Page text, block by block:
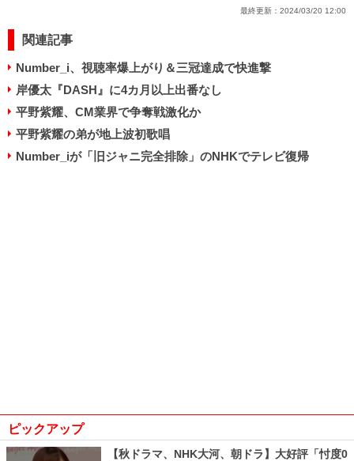
最終更新： 2024/03/20 12:00
関連記事
Number_i、視聴率爆上がり＆三冠達成で快進撃
岸優太『DASH』に4カ月以上出番なし
平野紫耀、CM業界で争奪戦激化か
平野紫耀の弟が地上波初歌唱
Number_iが「旧ジャニ完全排除」のNHKでテレビ復帰
ピックアップ
【秋ドラマ、NHK大河、朝ドラ】大好評「忖度0